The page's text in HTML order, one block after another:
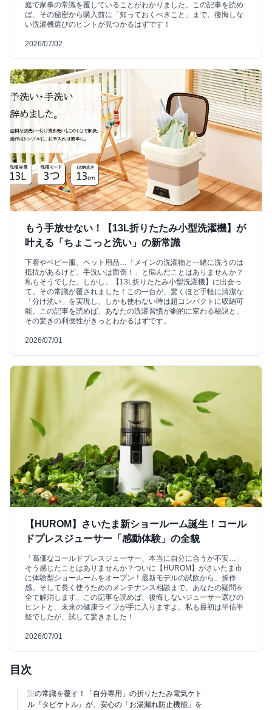
庭で家事の常識を覆していることがわかりました。この記事を読め
ば、その秘密から購入前に「知っておくべきこと」まで、後悔しな
い洗濯機選びのヒントが見つかるはずです！
2026/07/02
もう手放せない！【13L折りたたみ小型洗濯機】が
叶える「ちょこっと洗い」の新常識
下着やベビー服、ペット用品…「メインの洗濯物と一緒に洗うのは
抵抗があるけど、手洗いは面倒！」と悩んだことはありませんか？
私もそうでした。しかし、【13L折りたたみ小型洗濯機】に出会っ
て、その常識が覆されました！この一台が、驚くほど手軽に清潔な
「分け洗い」を実現し、しかも使わない時は超コンパクトに収納可
能。この記事を読めば、あなたの洗濯習慣が劇的に変わる秘訣と、
その驚きの利便性がきっとわかるはずです。
2026/07/01
【HUROM】さいたま新ショールーム誕生！コール
ドプレスジューサー「感動体験」の全貌
「高価なコールドプレスジューサー、本当に自分に合うか不安…」
そう感じたことはありませんか？ついに【HUROM】がさいたま市
に体験型ショールームをオープン！最新モデルの試飲から、操作
感、そして長く使うためのメンテナンス相談まで、あなたの疑問を
全て解消します。この記事を読めば、後悔しないジューサー選びの
ヒントと、未来の健康ライフが手に入りますよ。私も最初は半信半
疑でしたが、試して驚きました！
2026/07/01
目次
旅の常識を覆す！「自分専用」の折りたたみ電気ケト
ル『タビケトル』が、安心の「お湯漏れ防止機能」を